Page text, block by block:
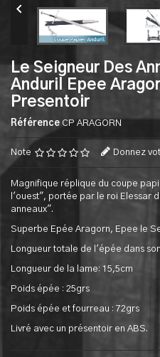

Le Seigneur Des
Anduril Epee
Presentoir
Référence CP ARAGORN
Note Donnez
Magnifique réplique du coupe
l'ouest", portée par le roi Elessar
anneaux".
Superbe Epée Aragorn, Epee le
Longueur totale de l'épée dans
Longueur de la lame: 15,5cm
Poids épée : 25grs
Poids épée et fourreau : 72grs
Livré avec un présentoir en ABS.